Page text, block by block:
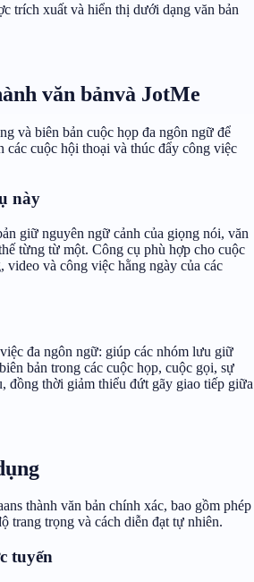
trích xuất và hiển thị dưới dạng văn bản
văn bảnvà JotMe
và biên bản cuộc họp đa ngôn ngữ để
các cuộc hội thoại và thúc đẩy công việc
này
giữ nguyên ngữ cảnh của giọng nói, văn
từng từ một. Công cụ phù hợp cho cuộc
video và công việc hằng ngày của các
đa ngôn ngữ: giúp các nhóm lưu giữ
bản trong các cuộc họp, cuộc gọi, sự
đồng thời giảm thiểu đứt gãy giao tiếp giữa
thành văn bản chính xác, bao gồm phép
trang trọng và cách diễn đạt tự nhiên.
tuyến